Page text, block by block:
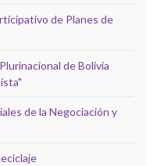
de Planes de
de Bolivia
de la Negociación y